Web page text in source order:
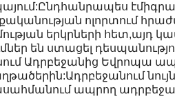
ոլորտում
երկրների հետ,այդ
են ստացել
Ադրբեջանից Եվրոպա
ապրող